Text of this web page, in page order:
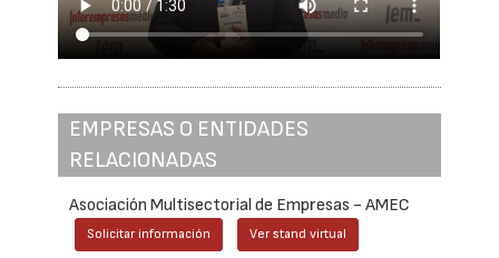
EMPRESAS O ENTIDADES
RELACIONADAS
Asociación Multisectorial de Empresas - AMEC
Solicitar información Ver stand virtual